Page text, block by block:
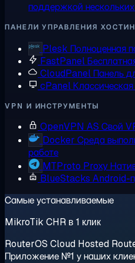
поддержкой
ПАНЕЛИ УПРАВЛЕНИЯ
Plesk Полноценная
FastPanel
CloudPanel Панель
cPanel
VPN И ИНСТРУМЕНТЫ
OpenVPN AS Свой
Docker Среда
работе
MTProto Proxy
BlueStacks Android-
Самые устанавливаемые
MikroTik CHR в 1 клик
RouterOS Cloud Hosted
Приложение №1 у наших